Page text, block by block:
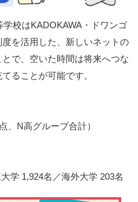
校はKADOKAWA・ドワンゴ
を活用した、新しいネットの
で、空いた時間は将来へつな
ることが可能です。
、N高グループ合計）
学 1,924名／海外大学 203名